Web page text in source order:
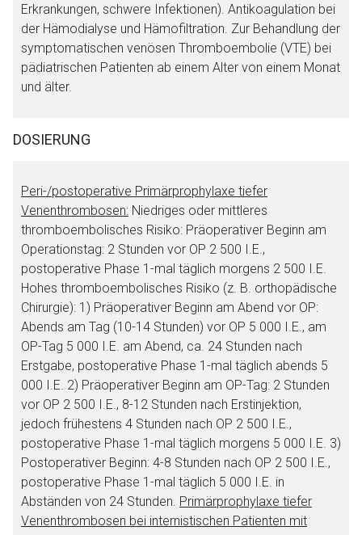
Erkrankungen, schwere Infektionen). Antikoagulation bei
der Hämodialyse und Hämofiltration. Zur Behandlung der
symptomatischen venösen Thromboembolie (VTE) bei
pädiatrischen Patienten ab einem Alter von einem Monat
und älter.
DOSIERUNG
Peri-/postoperative Primärprophylaxe tiefer
Venenthrombosen: Niedriges oder mittleres
thromboembolisches Risiko: Präoperativer Beginn am
Operationstag: 2 Stunden vor OP 2 500 I.E.,
postoperative Phase 1-mal täglich morgens 2 500 I.E.
Hohes thromboembolisches Risiko (z. B. orthopädische
Chirurgie): 1) Präoperativer Beginn am Abend vor OP:
Abends am Tag (10-14 Stunden) vor OP 5 000 I.E., am
OP-Tag 5 000 I.E. am Abend, ca. 24 Stunden nach
Erstgabe, postoperative Phase 1-mal täglich abends 5
000 I.E. 2) Präoperativer Beginn am OP-Tag: 2 Stunden
vor OP 2 500 I.E., 8-12 Stunden nach Erstinjektion,
jedoch frühestens 4 Stunden nach OP 2 500 I.E.,
postoperative Phase 1-mal täglich morgens 5 000 I.E. 3)
Postoperativer Beginn: 4-8 Stunden nach OP 2 500 I.E.,
postoperative Phase 1-mal täglich 5 000 I.E. in
Abständen von 24 Stunden. Primärprophylaxe tiefer
Venenthrombosen bei internistischen Patienten mit